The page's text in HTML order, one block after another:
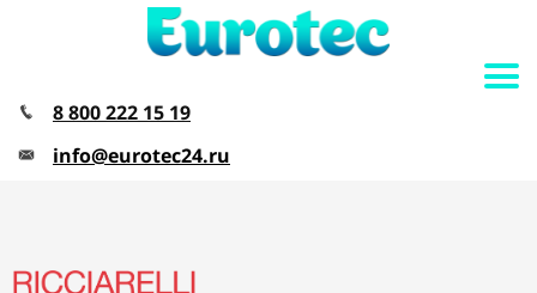
8 800 222 15 19
info@eurotec24.ru